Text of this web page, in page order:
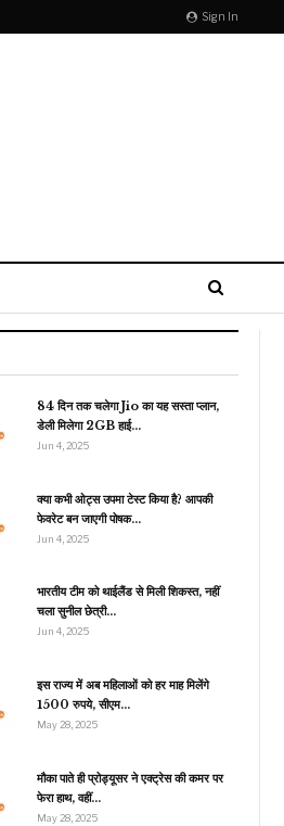
Sign In
84 दिन तक चलेगा Jio का यह सस्ता प्लान,
डेली मिलेगा 2GB हाई…
Jun 4, 2025
क्या कभी ओट्स उपमा टेस्ट किया है? आपकी
फेवरेट बन जाएगी पोषक…
Jun 4, 2025
भारतीय टीम को थाईलैंड से मिली शिकस्त, नहीं
चला सुनील छेत्री…
Jun 4, 2025
इस राज्य में अब महिलाओं को हर माह मिलेंगे
1500 रुपये, सीएम…
May 28, 2025
मौका पाते ही प्रोड्यूसर ने एक्ट्रेस की कमर पर
फेरा हाथ, वहीं…
May 28, 2025